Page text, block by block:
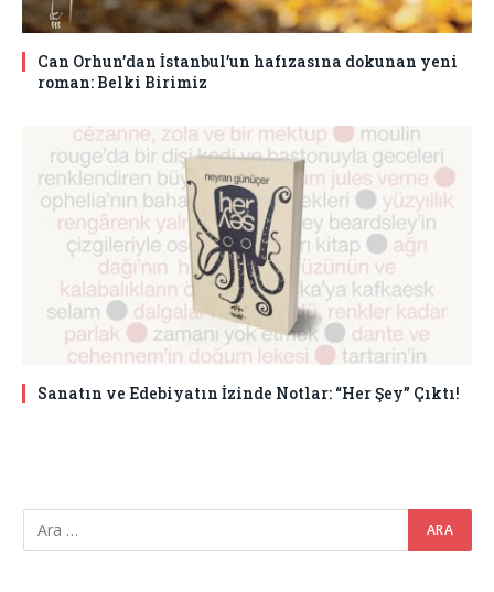
Can Orhun’dan İstanbul’un hafızasına dokunan yeni
roman: Belki Birimiz
Sanatın ve Edebiyatın İzinde Notlar: “Her Şey” Çıktı!